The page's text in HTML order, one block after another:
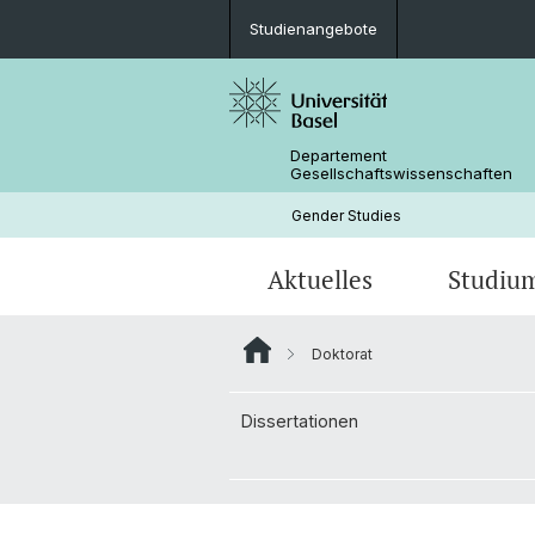
Studienangebote
Departement
Gesellschaftswissenschaften
Gender Studies
Aktuelles
News
Studienangebote
Mobilität
Dissertationen
Publikationen
Personen
Doktorat
Dissertationen